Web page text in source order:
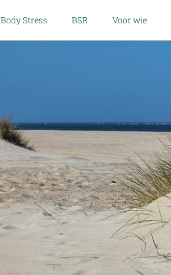
Body Stress BSR Voor wie